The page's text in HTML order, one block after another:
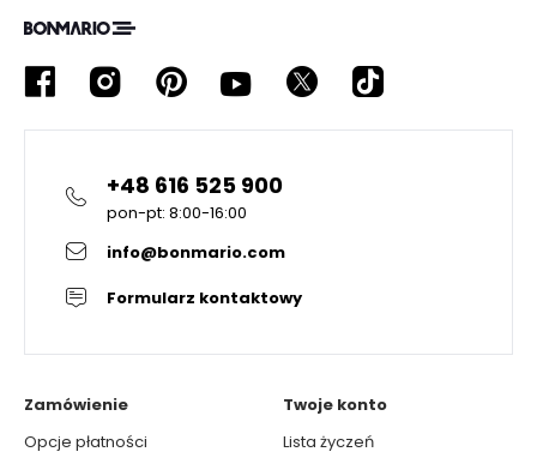
+48 616 525 900
pon-pt: 8:00-16:00
info@bonmario.com
Formularz kontaktowy
Zamówienie
Opcje płatności
Twoje konto
Lista życzeń